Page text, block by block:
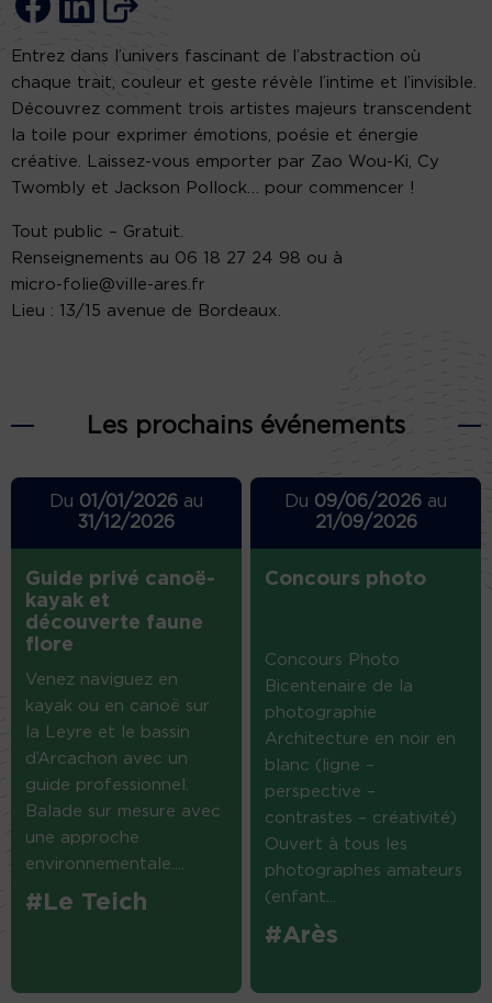
Entrez dans l’univers fascinant de l’abstraction où
chaque trait, couleur et geste révèle l’intime et l’invisible.
Découvrez comment trois artistes majeurs transcendent
la toile pour exprimer émotions, poésie et énergie
créative. Laissez-vous emporter par Zao Wou-Ki, Cy
Twombly et Jackson Pollock… pour commencer !
Tout public – Gratuit.
Renseignements au 06 18 27 24 98 ou à
micro-folie@ville-ares.fr
Lieu : 13/15 avenue de Bordeaux.
Les prochains événements
Du 01/01/2026au
31/12/2026
Guide privé canoë-
kayak et
découverte faune
flore
Venez naviguez en
kayak ou en canoë sur
la Leyre et le bassin
d’Arcachon avec un
guide professionnel.
Balade sur mesure avec
une approche
environnementale....
#Le Teich
Du 09/06/2026 au
21/09/2026
Concours photo
Concours Photo
Bicentenaire de la
photographie
Architecture en noir en
blanc (ligne –
perspective –
contrastes – créativité)
Ouvert à tous les
photographes amateurs
(enfant...
#Arès